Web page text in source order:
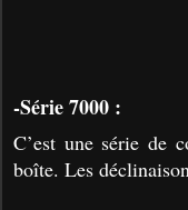
-Série 7000 :
C’est une série de
boîte. Les